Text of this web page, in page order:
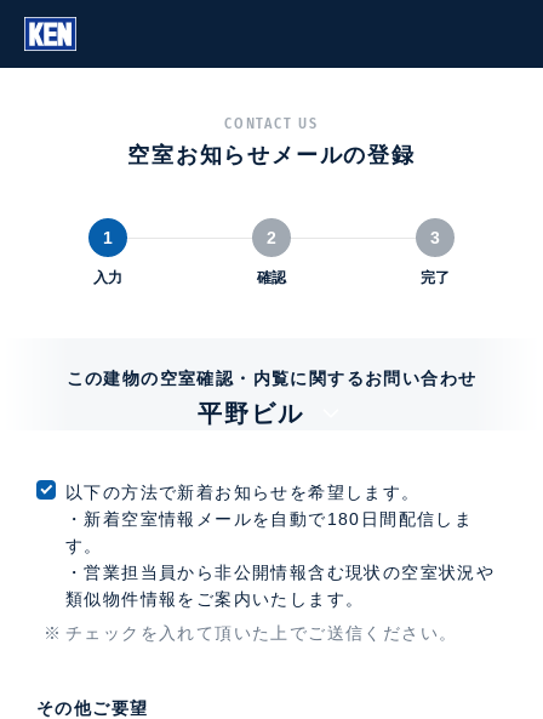
CONTACT US
空室お知らせメールの登録
1
入力
2
確認
3
完了
この建物の空室確認・内覧に関するお問い合わせ
平野ビル
以下の方法で新着お知らせを希望します。
・新着空室情報メールを自動で180日間配信しま
す。
・営業担当員から非公開情報含む現状の空室状況や
類似物件情報をご案内いたします。
チェックを入れて頂いた上でご送信ください。
その他ご要望